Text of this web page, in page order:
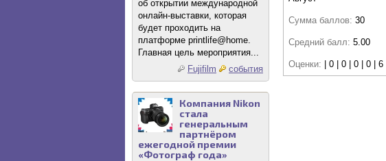
об открытии международной
онлайн-выставки, которая
будет проходить на
платформе printlife@home.
Главная цель мероприятия...
Fujifilm
события
Компания Nikon
стала
генеральным
партнёром
ежегодной премии
«Фотограф года»
Сумма баллов: 30
Средний балл: 5.00
Оценки: | 0 | 0 | 0 | 0 | 6 |